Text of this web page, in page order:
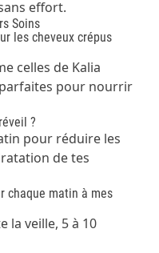
effort.
Soins
les cheveux crépus
celles de Kalia
pour nourrir
?
pour réduire les
de tes
chaque matin à mes
la veille, 5 à 10